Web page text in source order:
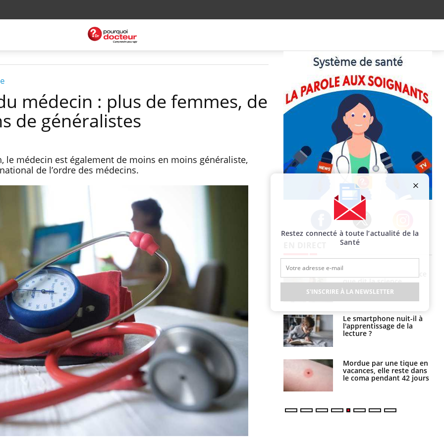
médecin : plus de femmes, de
de généralistes
le médecin est également de moins en moins généraliste,
de l’ordre des médecins.
Facebook Twitter Instagram
La sieste empêche-t-elle
de dormir la nuit ?
VIH : la fin du comprimé
tous les jours se profile-t-
elle enfin ?
Pourquoi votre ventre
gâche-t-il les premiers
jours de vos vacances ?
Fortes chaleurs :
pourquoi le risque de
noyade grimpe-t-il ?
Le Viagra pourrait-il
freiner la propagation du
cancer ?
Pourquoi manger moins
de protéines pourrait
finalement être bénéfique
que dit la science
Le smartphone nuit-il à
l'apprentissage de la
lecture ?
Mordue par une tique en
vacances, elle reste dans
le coma pendant 42 jours
Restez connecté à toute l’actualité de la
Santé
S'INSCRIRE À LA NEWSLETTER